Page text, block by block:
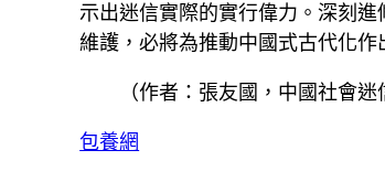
示出迷信實際的實行偉力。深刻
維護，必將為推動中國式古代化作
（作者：張友國，中國社會
包養網